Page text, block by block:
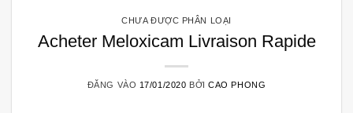
CHƯA ĐƯỢC PHÂN LOẠI
Acheter Meloxicam Livraison Rapide
ĐĂNG VÀO 17/01/2020 BỞICAO PHONG